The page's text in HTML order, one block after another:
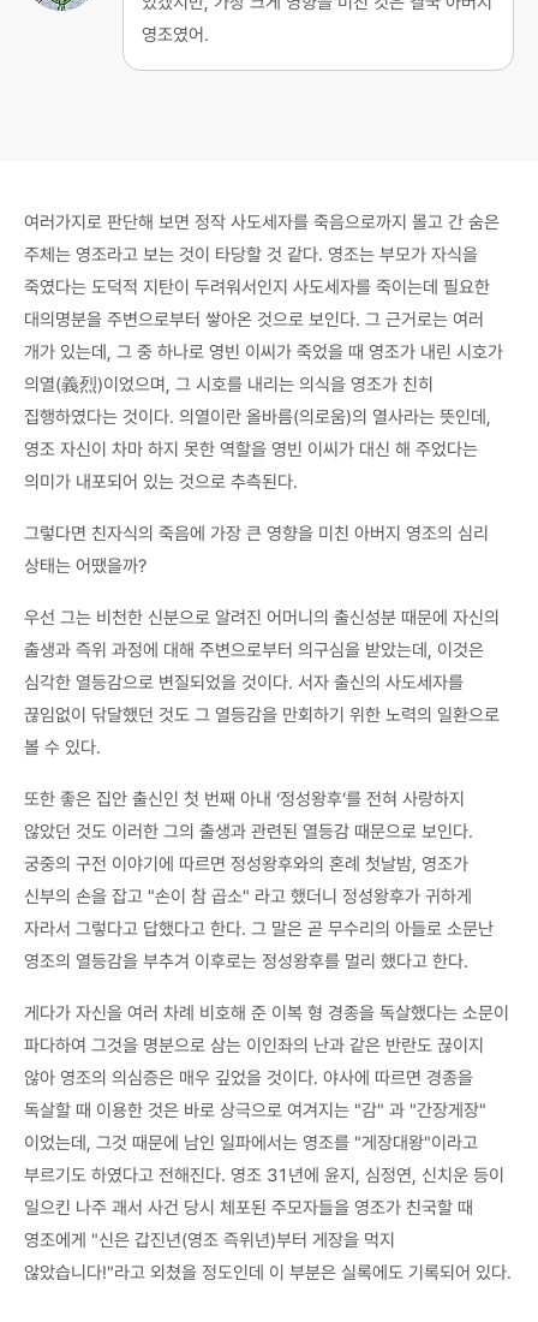
영조였어.
여러가지로 판단해 보면 정작 사도세자를 죽음으로까지 몰고 간 숨은
주체는 영조라고 보는 것이 타당할 것 같다. 영조는 부모가 자식을
죽였다는 도덕적 지탄이 두려워서인지 사도세자를 죽이는데 필요한
대의명분을 주변으로부터 쌓아온 것으로 보인다. 그 근거로는 여러
개가 있는데, 그 중 하나로 영빈 이씨가 죽었을 때 영조가 내린 시호가
의열(義烈)이었으며, 그 시호를 내리는 의식을 영조가 친히
집행하였다는 것이다. 의열이란 올바름(의로움)의 열사라는 뜻인데,
영조 자신이 차마 하지 못한 역할을 영빈 이씨가 대신 해 주었다는
의미가 내포되어 있는 것으로 추측된다.
그렇다면 친자식의 죽음에 가장 큰 영향을 미친 아버지 영조의 심리
상태는 어땠을까?
우선 그는 비천한 신분으로 알려진 어머니의 출신성분 때문에 자신의
출생과 즉위 과정에 대해 주변으로부터 의구심을 받았는데, 이것은
심각한 열등감으로 변질되었을 것이다. 서자 출신의 사도세자를
끊임없이 닦달했던 것도 그 열등감을 만회하기 위한 노력의 일환으로
볼 수 있다.
또한 좋은 집안 출신인 첫 번째 아내 ‘정성왕후’를 전혀 사랑하지
않았던 것도 이러한 그의 출생과 관련된 열등감 때문으로 보인다.
궁중의 구전 이야기에 따르면 정성왕후와의 혼례 첫날밤, 영조가
신부의 손을 잡고 "손이 참 곱소" 라고 했더니 정성왕후가 귀하게
자라서 그렇다고 답했다고 한다. 그 말은 곧 무수리의 아들로 소문난
영조의 열등감을 부추겨 이후로는 정성왕후를 멀리 했다고 한다.
게다가 자신을 여러 차례 비호해 준 이복 형 경종을 독살했다는 소문이
파다하여 그것을 명분으로 삼는 이인좌의 난과 같은 반란도 끊이지
않아 영조의 의심증은 매우 깊었을 것이다. 야사에 따르면 경종을
독살할 때 이용한 것은 바로 상극으로 여겨지는 "감" 과 "간장게장"
이었는데, 그것 때문에 남인 일파에서는 영조를 "게장대왕"이라고
부르기도 하였다고 전해진다. 영조 31년에 윤지, 심정연, 신치운 등이
일으킨 나주 괘서 사건 당시 체포된 주모자들을 영조가 친국할 때
영조에게 "신은 갑진년(영조 즉위년)부터 게장을 먹지
않았습니다!"라고 외쳤을 정도인데 이 부분은 실록에도 기록되어 있다.